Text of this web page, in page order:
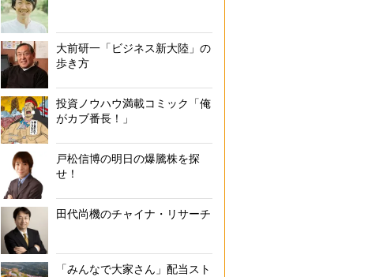
大前研一「ビジネス新大陸」の
歩き方
投資ノウハウ満載コミック「俺
がカブ番長！」
戸松信博の明日の爆騰株を探
せ！
田代尚機のチャイナ・リサーチ
「みんなで大家さん」配当スト